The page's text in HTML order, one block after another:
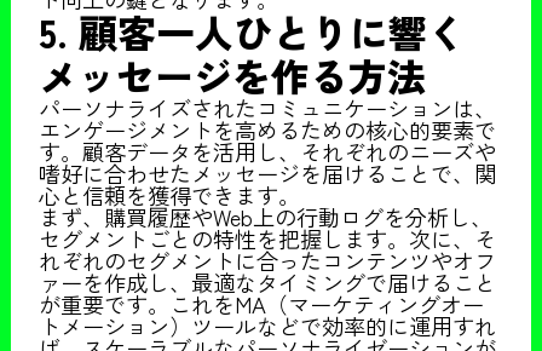
5. 顧客一人ひとりに響く
メッセージを作る方法
パーソナライズされたコミュニケーションは、
エンゲージメントを高めるための核心的要素で
す。顧客データを活用し、それぞれのニーズや
嗜好に合わせたメッセージを届けることで、関
心と信頼を獲得できます。
まず、購買履歴やWeb上の行動ログを分析し、
セグメントごとの特性を把握します。次に、そ
れぞれのセグメントに合ったコンテンツやオフ
ァーを作成し、最適なタイミングで届けること
が重要です。これをMA（マーケティングオー
トメーション）ツールなどで効率的に運用すれ